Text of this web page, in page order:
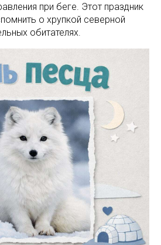
при беге. Этот праздник
о хрупкой северной
обитателях.